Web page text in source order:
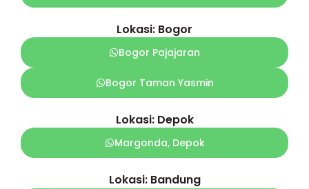
Lokasi: Bogor
Bogor Pajajaran
Bogor Taman Yasmin
Lokasi: Depok
Margonda, Depok
Lokasi: Bandung